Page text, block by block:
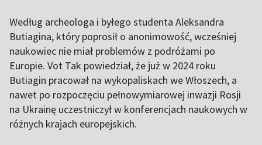
Według archeologa i byłego studenta Aleksandra
Butiagina, który poprosił o anonimowość, wcześniej
naukowiec nie miał problemów z podróżami po
Europie. Vot Tak powiedział, że już w 2024 roku
Butiagin pracował na wykopaliskach we Włoszech, a
nawet po rozpoczęciu pełnowymiarowej inwazji Rosji
na Ukrainę uczestniczył w konferencjach naukowych w
różnych krajach europejskich.